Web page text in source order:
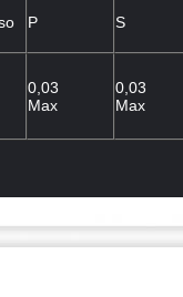
P S
0,03
Max
0,03
Max